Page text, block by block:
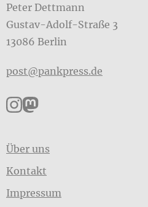
Peter Dettmann
Gustav-Adolf-Straße 3
13086 Berlin
post@pankpress.de
Pankpress auf
Pankpress auf
Über uns
Kontakt
Impressum